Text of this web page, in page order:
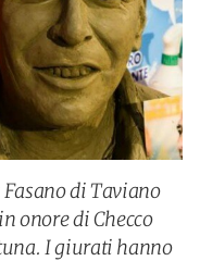
di Taviano
onore di Checco
I giurati hanno